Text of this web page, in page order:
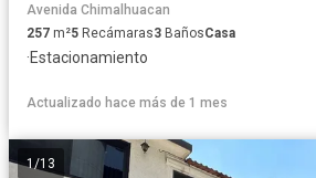
Avenida Chimalhuacan
257 m²5 Recámaras3 BañosCasa
·Estacionamiento
Actualizado hace más de 1 mes
1/13